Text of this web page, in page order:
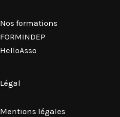
Nos formations
FORMINDEP
HelloAsso
Légal
Mentions légales